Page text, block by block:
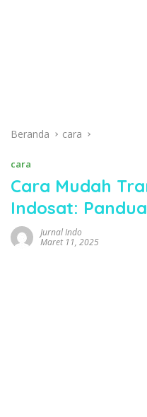
Beranda cara
cara
Cara Mudah
Indosat:
Jurnal Indo
Maret 11, 2025